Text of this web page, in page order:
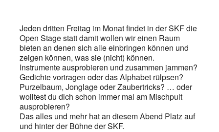
Jeden dritten Freitag im Monat findet in der SKF die
Open Stage statt damit wollen wir einen Raum
bieten an denen sich alle einbringen können und
zeigen können, was sie (nicht) können.
Instrumente ausprobieren und zusammen jammen?
Gedichte vortragen oder das Alphabet rülpsen?
Purzelbaum, Jonglage oder Zaubertricks? … oder
wolltest du dich schon immer mal am Mischpult
ausprobieren?
Das alles und mehr hat an diesem Abend Platz auf
und hinter der Bühne der SKF.